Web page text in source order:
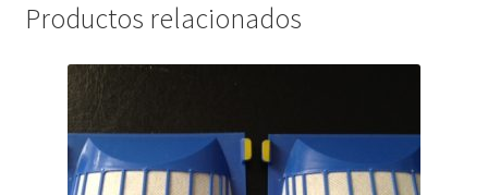
Productos relacionados